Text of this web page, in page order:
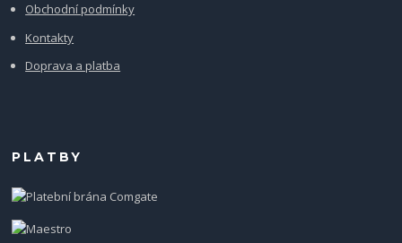
Obchodní podmínky
Kontakty
Doprava a platba
PLATBY